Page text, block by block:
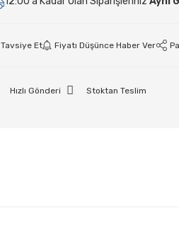
Tavsiye Et Fiyatı Düşünce Haber Ver
Hızlı Gönderi Stoktan Teslim